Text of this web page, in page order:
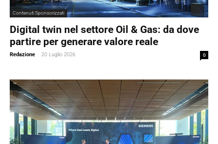
Contenuti Sponsorizzati
Digital twin nel settore Oil & Gas: da dove
partire per generare valore reale
Redazione - 20 Luglio 2026 0